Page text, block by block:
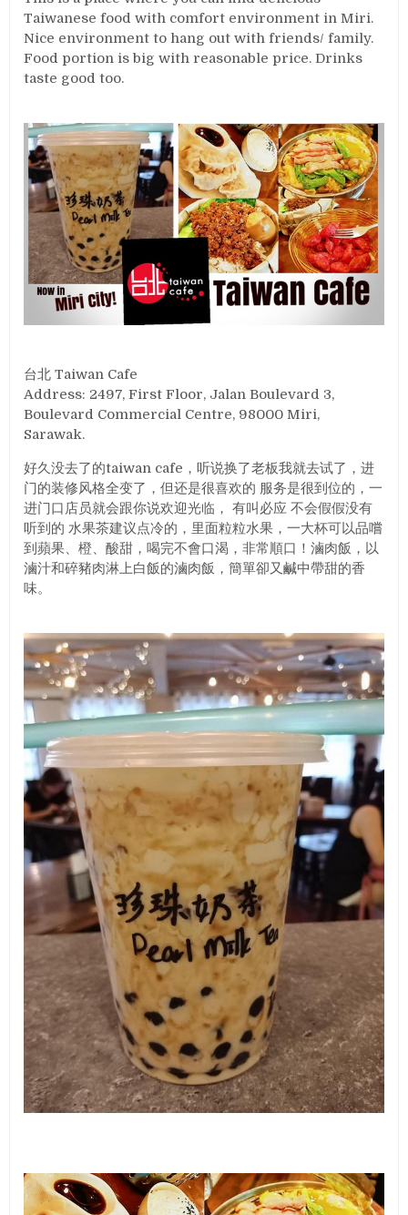
Taiwanese food with comfort environment in Miri.
Nice environment to hang out with friends/ family.
Food portion is big with reasonable price. Drinks
taste good too.
台北 Taiwan Cafe
Address: 2497, First Floor, Jalan Boulevard 3,
Boulevard Commercial Centre, 98000 Miri,
Sarawak.
好久没去了的taiwan cafe，听说换了老板我就去试了，进
门的装修风格全变了，但还是很喜欢的 服务是很到位的，一
进门口店员就会跟你说欢迎光临， 有叫必应 不会假假没有
听到的 水果茶建议点冷的，里面粒粒水果，一大杯可以品嚐
到蘋果、橙、酸甜，喝完不會口渴，非常順口！滷肉飯，以
滷汁和碎豬肉淋上白飯的滷肉飯，簡單卻又鹹中帶甜的香
味。